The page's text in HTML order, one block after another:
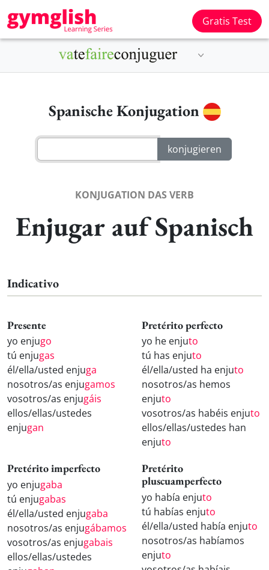
Gratis Test
Spanische Konjugation
KONJUGATION DAS VERB
Enjugar auf Spanisch
Indicativo
Presente
yo enjugo
tú enjugas
él/ella/usted enjuga
nosotros/as enjugamos
vosotros/as enjugáis
ellos/ellas/ustedes
enjugan
Pretérito perfecto
yo he enjuto
tú has enjuto
él/ella/usted ha enjuto
nosotros/as hemos
enjuto
vosotros/as habéis enjuto
ellos/ellas/ustedes han
enjuto
Pretérito imperfecto
yo enjugaba
tú enjugabas
él/ella/usted enjugaba
nosotros/as enjugábamos
vosotros/as enjugabais
ellos/ellas/ustedes
Pretérito
pluscuamperfecto
yo había enjuto
tú habías enjuto
él/ella/usted había enjuto
nosotros/as habíamos
enjuto